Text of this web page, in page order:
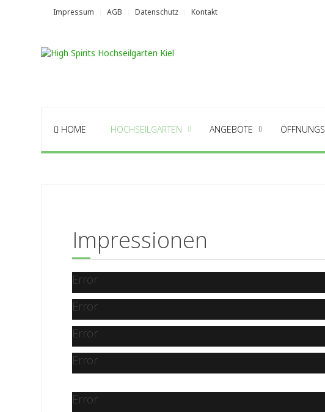
Impressum AGB Datenschutz Kontakt
HOME HOCHSEILGARTEN ANGEBOTE
Impressionen
Error
Error
Error
Error
Error